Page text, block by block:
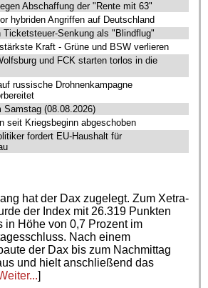
Abschaffung der "Rente mit 63"
hybriden Angriffen auf Deutschland
Ticketsteuer-Senkung als "Blindflug"
Kraft - Grüne und BSW verlieren
und FCK starten torlos in die
russische Drohnenkampagne
Samstag (08.08.2026)
seit Kriegsbeginn abgeschoben
fordert EU-Haushalt für
hat der Dax zugelegt. Zum Xetra-
der Index mit 26.319 Punkten
in Höhe von 0,7 Prozent im
Nach einem
der Dax bis zum Nachmittag
und hielt anschließend das
]